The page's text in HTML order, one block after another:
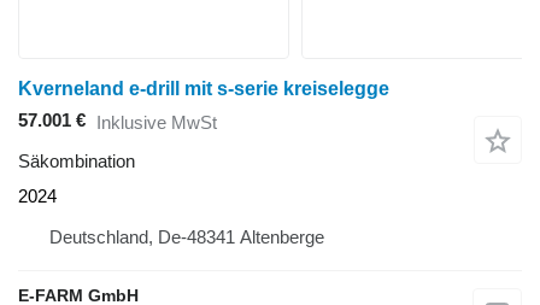
Kverneland e-drill mit s-serie kreiselegge
57.001 € Inklusive MwSt
Säkombination
2024
Deutschland, De-48341 Altenberge
E-FARM GmbH